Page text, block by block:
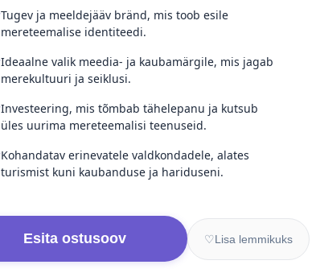
Tugev ja meeldejääv bränd, mis toob esile
mereteemalise identiteedi.
Ideaalne valik meedia- ja kaubamärgile, mis jagab
merekultuuri ja seiklusi.
Investeering, mis tõmbab tähelepanu ja kutsub
üles uurima mereteemalisi teenuseid.
Kohandatav erinevatele valdkondadele, alates
turismist kuni kaubanduse ja hariduseni.
Esita ostusoov ♡Lisa lemmikuks